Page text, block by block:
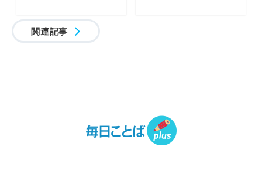
関連記事